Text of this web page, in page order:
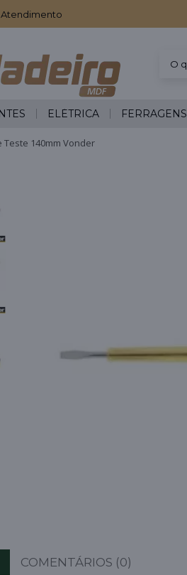
Atendimento
ELÉTRICA FERRAGENS
Teste 140mm Vonder
COMENTÁRIOS (0)